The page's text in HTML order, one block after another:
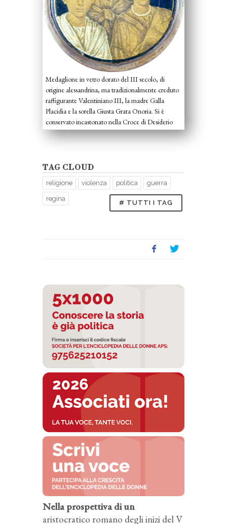
Medaglione in vetro dorato del III secolo, di
origine alessandrina, ma tradizionalmente creduto
raffigurante Valentiniano III, la madre Galla
Placidia e la sorella Giusta Grata Onoria. Si è
conservato incastonato nella Croce di Desiderio
TAG CLOUD
religione violenza politica guerra
regina
# TUTTI I TAG
Nella prospettiva di un
aristocratico romano degli inizi del V